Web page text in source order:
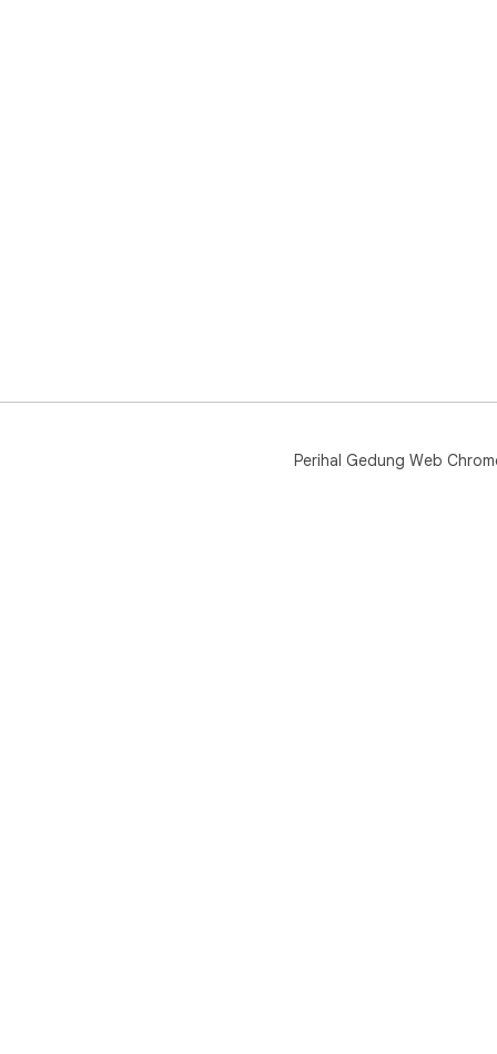
Perihal Gedung Web